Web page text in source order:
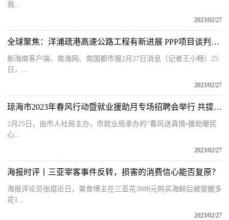
我...
2023/02/27
全球聚焦：洋浦疏港高速公路工程有新进展 PPP项目谈判备忘录签订
新海南客户端、南海网、南国都市报2月27日消息（记者王小畅）25
日，...
2023/02/27
琼海市2023年春风行动暨就业援助月专场招聘会举行 共提供1638个岗位
2月25日，由市人社局主办，市就业局承办的“春风送真情•援助暖民
心...
2023/02/27
海报时评丨三亚宰客事件反转，损害的消费信心能否复原？
海报评论员张琨近日，美食博主在三亚花3888元购买海鲜后被提醒多
花1...
2023/02/27